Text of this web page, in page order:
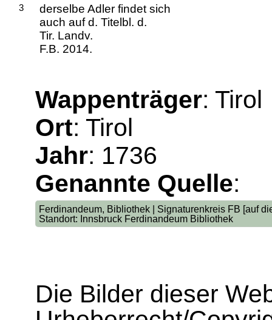
3
derselbe Adler findet sich
auch auf d. Titelbl. d.
Tir. Landv.
F.B. 2014.
Wappenträger: Tirol
Ort: Tirol
Jahr: 1736
Genannte Quelle:
Ferdinandeum, Bibliothek | Signaturenkreis FB [auf
Standort: Innsbruck Ferdinandeum Bibliothek
Die Bilder dieser